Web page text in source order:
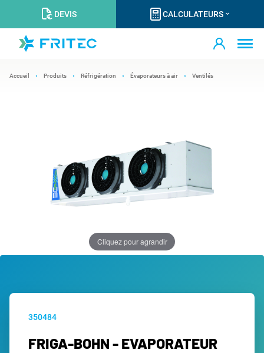
DEVIS CALCULATEURS
Accueil Produits Réfrigération Évaporateurs à air Ventilés
Cliquez pour agrandir
350484
FRIGA-BOHN - EVAPORATEUR